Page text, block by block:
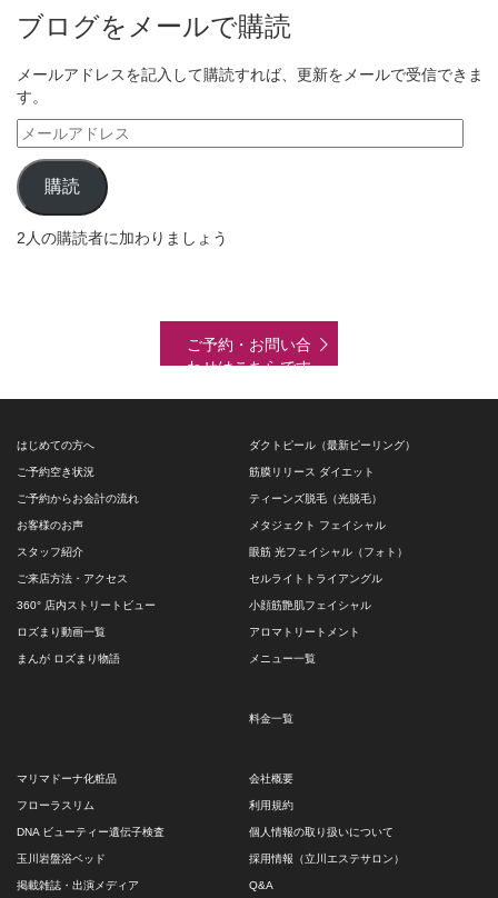
ブログをメールで購読
メールアドレスを記入して購読すれば、更新をメールで受信できま
す。
メ
ー
ル
ア
ド
レ
購読
2人の購読者に加わりましょう
ご予約・お問い合
わせはこちらです
はじめての方へ
ご予約空き状況
ご予約からお会計の流れ
お客様のお声
スタッフ紹介
ご来店方法・アクセス
360° 店内ストリートビュー
ロズまり動画一覧
まんが ロズまり物語
ダクトピール（最新ピーリング）
筋膜リリース ダイエット
ティーンズ脱毛（光脱毛）
メタジェクト フェイシャル
眼筋 光フェイシャル（フォト）
セルライトトライアングル
小顔筋艶肌フェイシャル
アロマトリートメント
メニュー一覧
料金一覧
マリマドーナ化粧品
フローラスリム
DNA ビューティー遺伝子検査
玉川岩盤浴ベッド
掲載雑誌・出演メディア
会社概要
利用規約
個人情報の取り扱いについて
採用情報（立川エステサロン）
Q&A